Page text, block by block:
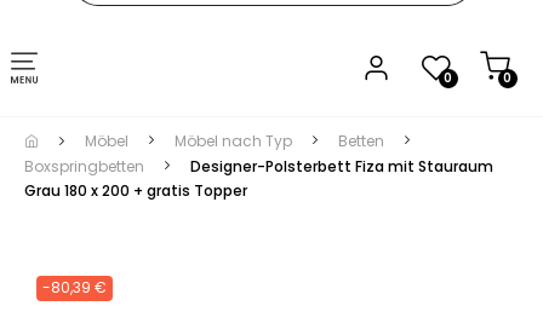
0 0
Umschalten
der
Navigation
Möbel Möbel nach Typ
Betten
Boxspringbetten
Designer-Polsterbett Fiza mit Stauraum
Grau 180 x 200 + gratis Topper
-80,39 €